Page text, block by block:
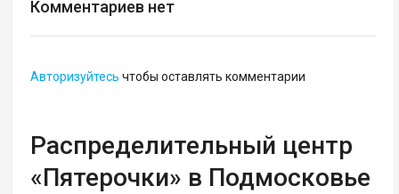
Комментариев нет
Авторизуйтесь чтобы оставлять комментарии
Распределительный центр
«Пятерочки» в Подмосковье